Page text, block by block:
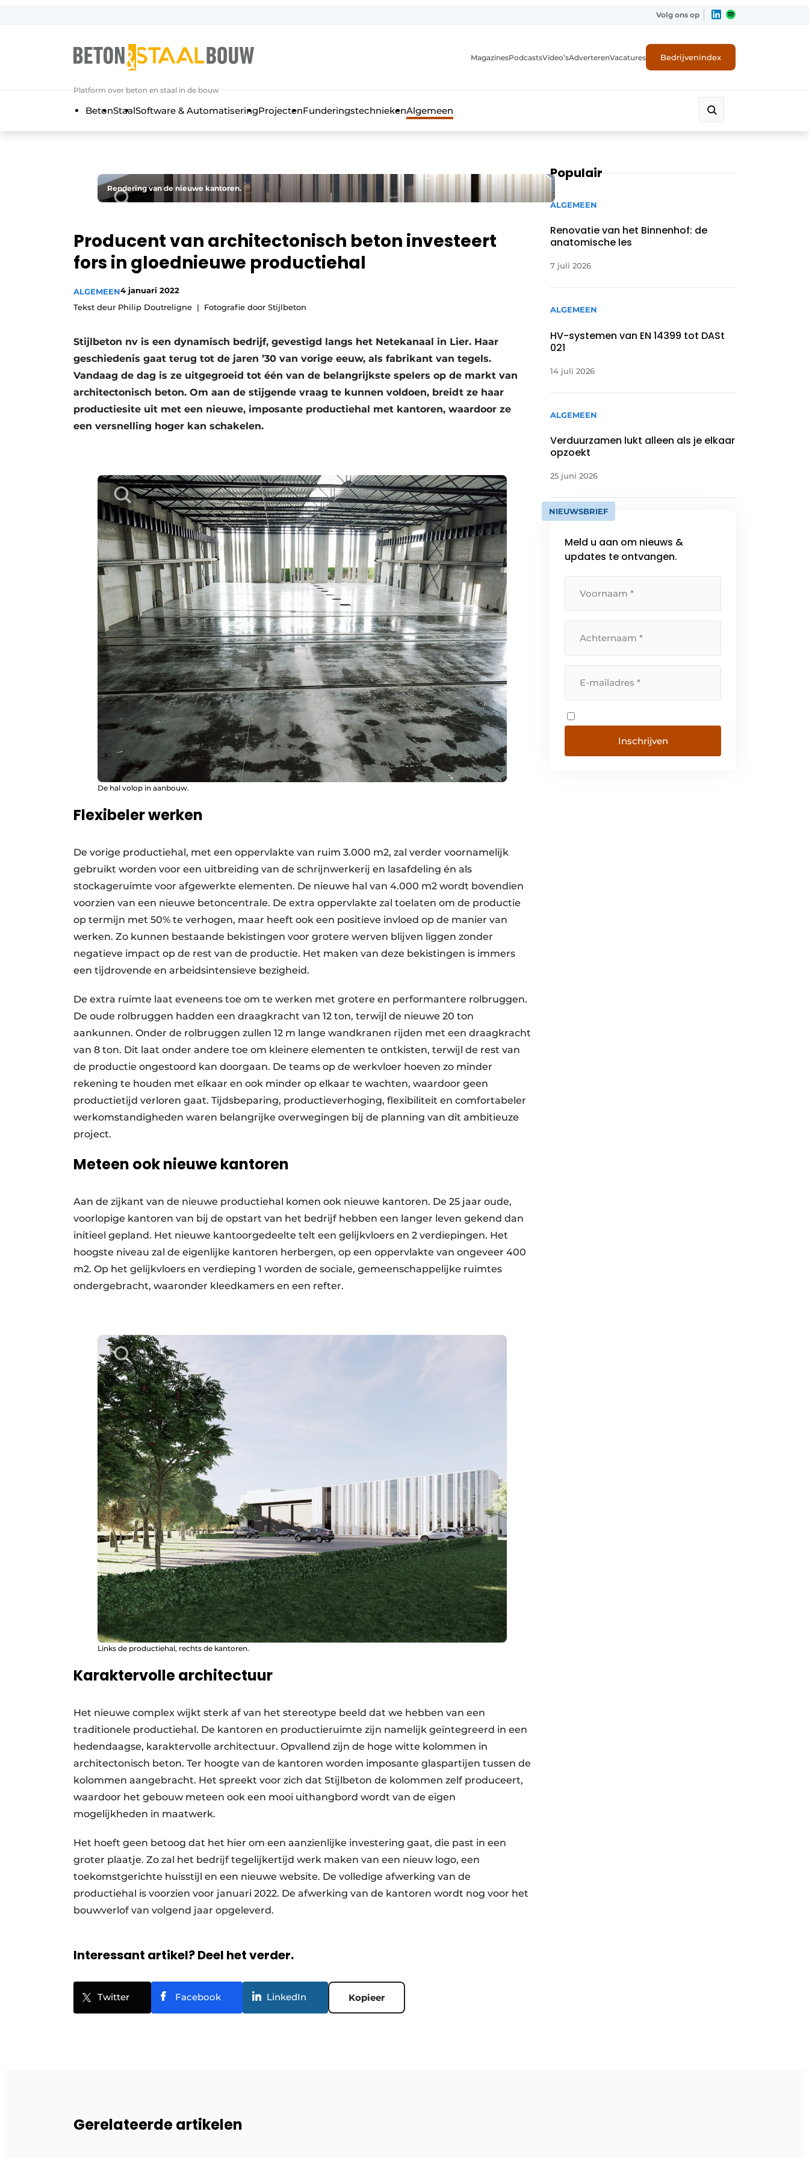
Algemene voorwaarden
Beton & Staalbouw | Ontdek hét vakblad voor de beton- en staalbouwbranche
Evenement aanmelden
Meest gelezen
Podcasts
Privacy / Cookie statement
Video’s
Volg ons op
Platform over beton en staal in de bouw
MagazinesPodcastsVideo’sAdverterenVacatures Bedrijvenindex
BetonStaalSoftware & AutomatiseringProjectenFunderingstechniekenAlgemeen
Rendering van de nieuwe kantoren.
Producent van architectonisch beton investeert
fors in gloednieuwe productiehal
ALGEMEEN4 januari 2022
Tekst deur Philip Doutreligne
Fotografie door Stijlbeton
Stijlbeton nv is een dynamisch bedrijf, gevestigd langs het Netekanaal in Lier. Haar
geschiedenis gaat terug tot de jaren ’30 van vorige eeuw, als fabrikant van tegels.
Vandaag de dag is ze uitgegroeid tot één van de belangrijkste spelers op de markt van
architectonisch beton. Om aan de stijgende vraag te kunnen voldoen, breidt ze haar
productiesite uit met een nieuwe, imposante productiehal met kantoren, waardoor ze
een versnelling hoger kan schakelen.
De hal volop in aanbouw.
Flexibeler werken
De vorige productiehal, met een oppervlakte van ruim 3.000 m2, zal verder voornamelijk
gebruikt worden voor een uitbreiding van de schrijnwerkerij en lasafdeling én als
stockageruimte voor afgewerkte elementen. De nieuwe hal van 4.000 m2 wordt bovendien
voorzien van een nieuwe betoncentrale. De extra oppervlakte zal toelaten om de productie
op termijn met 50% te verhogen, maar heeft ook een positieve invloed op de manier van
werken. Zo kunnen bestaande bekistingen voor grotere werven blijven liggen zonder
negatieve impact op de rest van de productie. Het maken van deze bekistingen is immers
een tijdrovende en arbeidsintensieve bezigheid.
De extra ruimte laat eveneens toe om te werken met grotere en performantere rolbruggen.
De oude rolbruggen hadden een draagkracht van 12 ton, terwijl de nieuwe 20 ton
aankunnen. Onder de rolbruggen zullen 12 m lange wandkranen rijden met een draagkracht
van 8 ton. Dit laat onder andere toe om kleinere elementen te ontkisten, terwijl de rest van
de productie ongestoord kan doorgaan. De teams op de werkvloer hoeven zo minder
rekening te houden met elkaar en ook minder op elkaar te wachten, waardoor geen
productietijd verloren gaat. Tijdsbeparing, productieverhoging, flexibiliteit en comfortabeler
werkomstandigheden waren belangrijke overwegingen bij de planning van dit ambitieuze
project.
Meteen ook nieuwe kantoren
Aan de zijkant van de nieuwe productiehal komen ook nieuwe kantoren. De 25 jaar oude,
voorlopige kantoren van bij de opstart van het bedrijf hebben een langer leven gekend dan
initieel gepland. Het nieuwe kantoorgedeelte telt een gelijkvloers en 2 verdiepingen. Het
hoogste niveau zal de eigenlijke kantoren herbergen, op een oppervlakte van ongeveer 400
m2. Op het gelijkvloers en verdieping 1 worden de sociale, gemeenschappelijke ruimtes
ondergebracht, waaronder kleedkamers en een refter.
Links de productiehal, rechts de kantoren.
Karaktervolle architectuur
Het nieuwe complex wijkt sterk af van het stereotype beeld dat we hebben van een
traditionele productiehal. De kantoren en productieruimte zijn namelijk geïntegreerd in een
hedendaagse, karaktervolle architectuur. Opvallend zijn de hoge witte kolommen in
architectonisch beton. Ter hoogte van de kantoren worden imposante glaspartijen tussen de
kolommen aangebracht. Het spreekt voor zich dat Stijlbeton de kolommen zelf produceert,
waardoor het gebouw meteen ook een mooi uithangbord wordt van de eigen
mogelijkheden in maatwerk.
Het hoeft geen betoog dat het hier om een aanzienlijke investering gaat, die past in een
groter plaatje. Zo zal het bedrijf tegelijkertijd werk maken van een nieuw logo, een
toekomstgerichte huisstijl en een nieuwe website. De volledige afwerking van de
productiehal is voorzien voor januari 2022. De afwerking van de kantoren wordt nog voor het
bouwverlof van volgend jaar opgeleverd.
Interessant artikel? Deel het verder.
Twitter Facebook LinkedIn Kopieer
Populair
ALGEMEEN
Renovatie van het Binnenhof: de
anatomische les
7 juli 2026
ALGEMEEN
HV-systemen van EN 14399 tot DASt
021
14 juli 2026
ALGEMEEN
Verduurzamen lukt alleen als je elkaar
opzoekt
25 juni 2026
NIEUWSBRIEF
Meld u aan om nieuws &
updates te ontvangen.
Inschrijven
Gerelateerde artikelen